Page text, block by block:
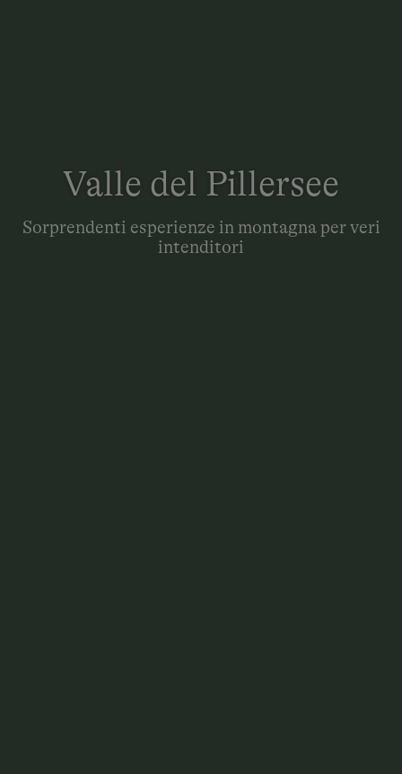
Valle del Pillersee
Sorprendenti esperienze in montagna per veri
intenditori